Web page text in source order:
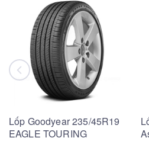
Lốp Goodyear 235/45R19
EAGLE TOURING